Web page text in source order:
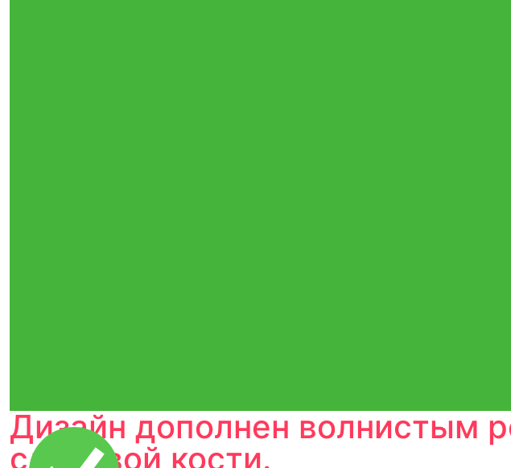
Дизайн дополнен волнистым
слоновой кости.